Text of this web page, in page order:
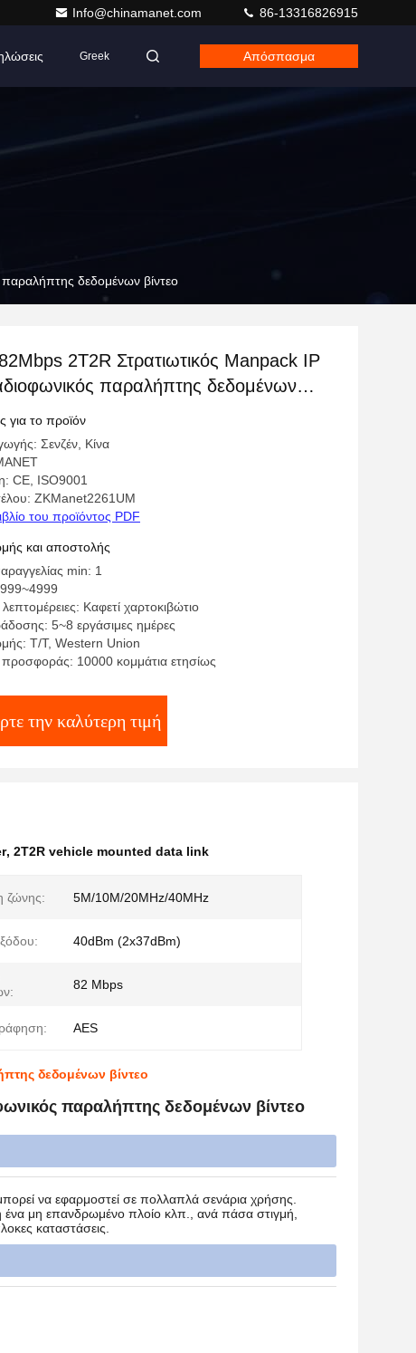
Info@chinamanet.com 86-13316826915
Greek Απόσπασμα
δεδομένων βίντεο
2T2R Στρατιωτικός Manpack IP
παραλήπτης δεδομένων
για το προϊόν
Σενζέν, Κίνα
CE, ISO9001
ZKManet2261UM
του προϊόντος PDF
και αποστολής
min: 1
Καφετί χαρτοκιβώτιο
5~8 εργάσιμες ημέρες
T/T, Western Union
10000 κομμάτια ετησίως
την καλύτερη τιμή
, 2T2R vehicle mounted data link
ζώνης: 5M/10M/20MHz/40MHz
40dBm (2x37dBm)
82 Mbps
AES
δεδομένων βίντεο
παραλήπτης δεδομένων βίντεο
να εφαρμοστεί σε πολλαπλά σενάρια χρήσης.
ένα μη επανδρωμένο πλοίο κλπ., ανά πάσα στιγμή,
καταστάσεις.